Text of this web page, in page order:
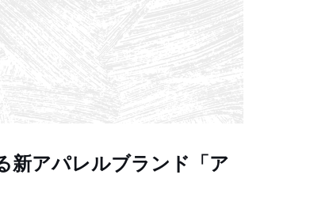
新アパレルブランド「ア